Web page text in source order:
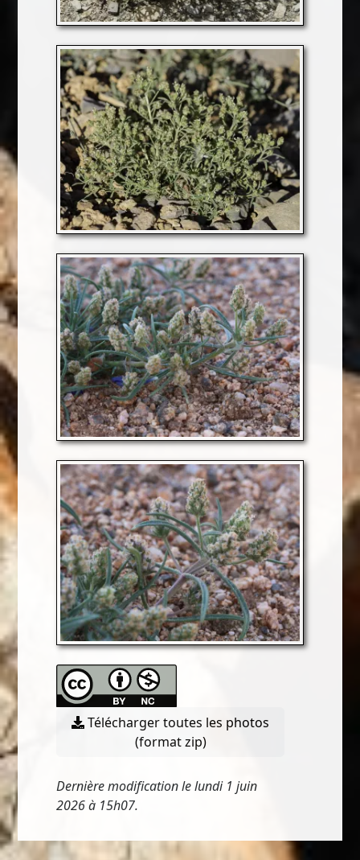
Télécharger toutes les photos
(format zip)
Dernière modification le lundi 1 juin
2026 à 15h07.